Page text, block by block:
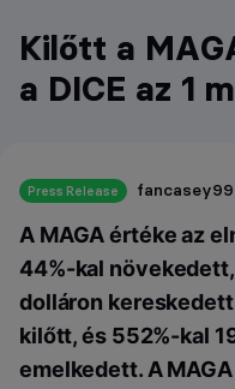
Kilőtt a
a DICE az 1
Press Release fancasey99
A MAGA értéke az
44%-kal
dolláron
kilőtt, és 552%-kal
emelkedett. A